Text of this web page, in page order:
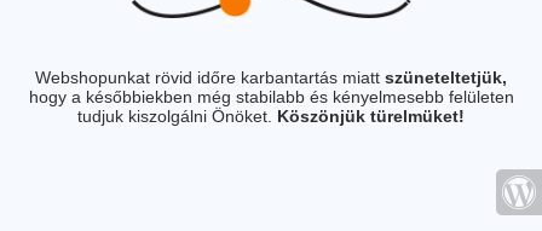
Webshopunkat rövid időre karbantartás miatt szüneteltetjük,
hogy a későbbiekben még stabilabb és kényelmesebb felületen
tudjuk kiszolgálni Önöket. Köszönjük türelmüket!